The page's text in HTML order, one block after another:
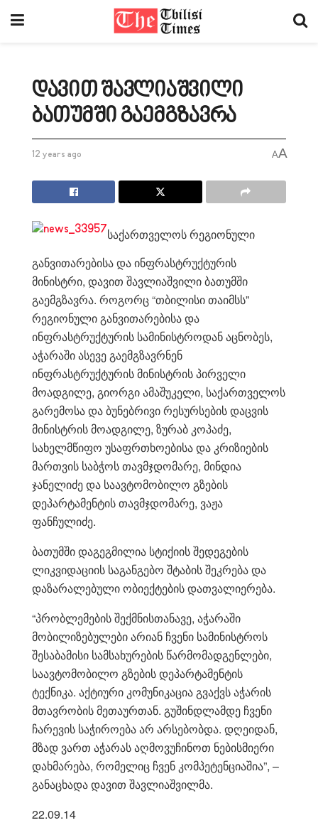
დავით შავლიაშვილი
ბათუმში გაემგზავრა
12 years ago AA
საქართველოს რეგიონული
განვითარებისა და ინფრასტრუქტურის
მინისტრი, დავით შავლიაშვილი ბათუმში
გაემგზავრა. როგორც “თბილისი თაიმსს”
რეგიონული განვითარებისა და
ინფრასტრუქტურის სამინისტროდან აცნობეს,
აჭარაში ასევე გაემგზავრნენ
ინფრასტრუქტურის მინისტრის პირველი
მოადგილე, გიორგი ამაშუკელი, საქართველოს
გარემოსა და ბუნებრივი რესურსების დაცვის
მინისტრის მოადგილე, ზურაბ კოპაძე,
სახელმწიფო უსაფრთხოებისა და კრიზიების
მართვის საბჭოს თავმჯდომარე, მინდია
ჯანელიძე და საავტომობილო გზების
დეპარტამენტის თავმჯდომარე, ვაჟა
ფანჩულიძე.
ბათუმში დაგეგმილია სტიქიის შედეგების
ლიკვიდაციის საგანგებო შტაბის შეკრება და
დაზარალებული ობიექტების დათვალიერება.
“პრობლემების შექმნისთანავე, აჭარაში
მობილიზებულები არიან ჩვენი სამინისტროს
შესაბამისი სამსახურების წარმომადგენლები,
საავტომობილო გზების დეპარტამენტის
ტექნიკა. აქტიური კომუნიკაცია გვაქვს აჭარის
მთავრობის მეთაურთან. გუშინდლამდე ჩვენი
ჩარევის საჭიროება არ არსებობდა. დღეიდან,
მზად ვართ აჭარას აღმოვუჩინოთ ნებისმიერი
დახმარება, რომელიც ჩვენ კომპეტენციაშია”, –
განაცხადა დავით შავლიაშვილმა.
22.09.14